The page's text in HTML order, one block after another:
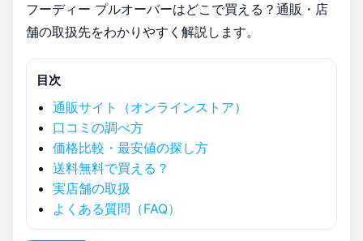
フーディー プルオーバーはどこで買える？通販・店
舗の取扱先をわかりやすく解説します。
目次
通販サイト（オンラインストア）
口コミの調べ方
価格比較・最安値の探し方
送料無料で買える？
実店舗の取扱
よくある質問（FAQ）